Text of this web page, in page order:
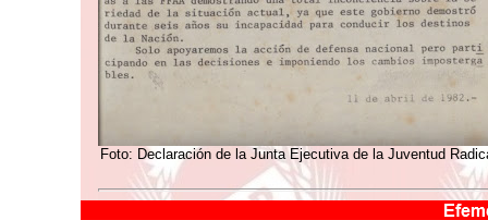
Foto: Declaración de la Junta Ejecutiva de la Juventud